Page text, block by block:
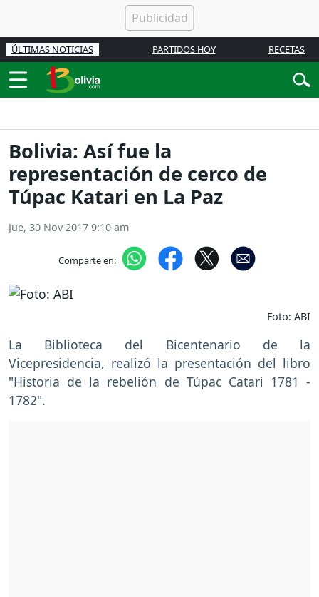
ÚLTIMAS NOTICIAS PARTIDOS HOY RECETAS
Bolivia: Así fue la
representación de cerco de
Túpac Katari en La Paz
Jue, 30 Nov 2017 9:10 am
Comparte en:
Foto: ABI
La Biblioteca del Bicentenario de la
Vicepresidencia, realizó la presentación del libro
"Historia de la rebelión de Túpac Catari 1781 -
1782".